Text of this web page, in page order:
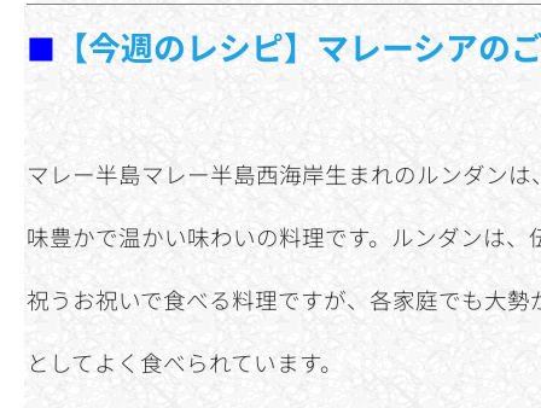
■ 【今週のレシピ】マレーシアの
マレー半島マレー半島西海岸生まれのルンダン
味豊かで温かい味わいの料理です。ルンダンは
祝うお祝いで食べる料理ですが、各家庭でも大
としてよく食べられています。